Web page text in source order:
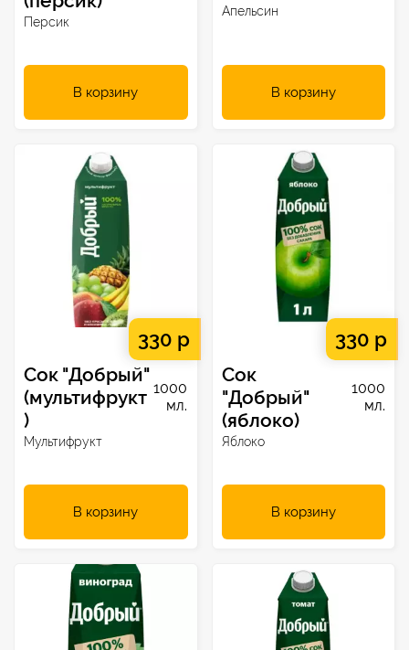
Персик
В корзину
Апельсин
В корзину
330 р
Сок "Добрый"
(мультифрукт
)
1000
мл.
Мультифрукт
В корзину
330 р
Сок
"Добрый"
(яблоко)
1000
мл.
Яблоко
В корзину